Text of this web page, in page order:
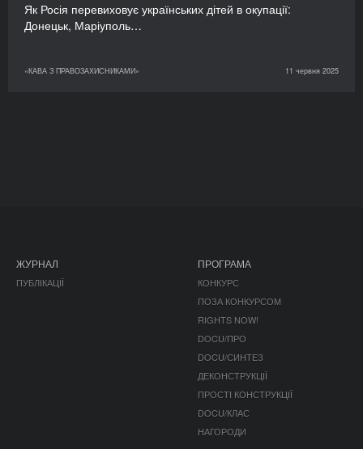
Як Росія перевиховує українських дітей в окупації:
Донецьк, Маріуполь…
«КАВА З ПРАВОЗАХИСНИКАМИ» 11 червня 2025
ЖУРНАЛ
ПУБЛІКАЦІЇ
ПРОГРАМА
КОНКУРС
ПОЗА КОНКУРСОМ
RIGHTS NOW!
DOCU/ПРО
DOCU/СИНТЕЗ
ДЕКОНСТРУКЦІЇ
ПРОСТІ КОНСТРУКЦІЇ
DOCU/КЛАС
НАГОРОДИ